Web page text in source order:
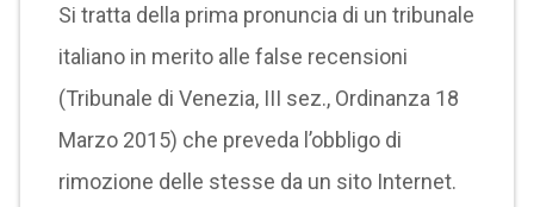
Si tratta della prima pronuncia di un tribunale
italiano in merito alle false recensioni
(Tribunale di Venezia, III sez., Ordinanza 18
Marzo 2015) che preveda l’obbligo di
rimozione delle stesse da un sito Internet.